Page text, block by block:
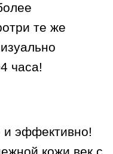
те же
часа!
эффективно!